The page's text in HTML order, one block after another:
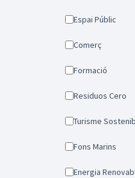
Espai Públic
Comerç
Formació
Residuos Cero
Turisme
Fons Marins
Energia